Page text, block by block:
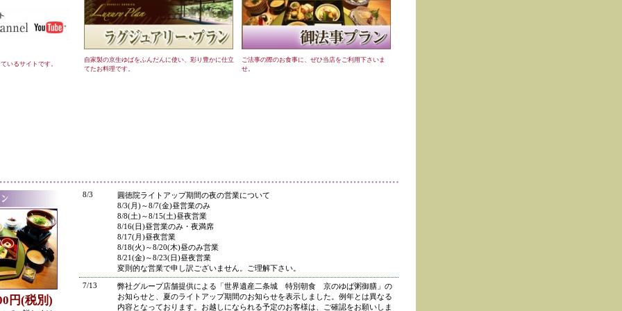
いるサイトです。
自家製の京生ゆばをふんだんに使い、彩り豊かに仕立
てたお料理です。
ご法事の際のお食事に、ぜひ当店をご利用下さいま
せ。
円(税別)
8/3
圓徳院ライトアップ期間の夜の営業について
8/3(月)～8/7(金)昼営業のみ
8/8(土)～8/15(土)昼夜営業
8/16(日)昼営業のみ・夜満席
8/17(月)昼夜営業
8/18(火)～8/20(木)昼のみ営業
8/21(金)～8/23(日)昼夜営業
変則的な営業で申し訳ございません。ご理解下さい。
7/13
弊社グループ店舗提供による「世界遺産二条城 特別朝食 京のゆば粥御膳」の
お知らせと、夏のライトアップ期間のお知らせを表示しました。例年とは異なる
内容となっております。お越しになられる予定のお客様は、ご確認をお願いしま